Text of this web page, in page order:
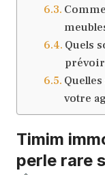
Quels
votre
Timim
perle rare